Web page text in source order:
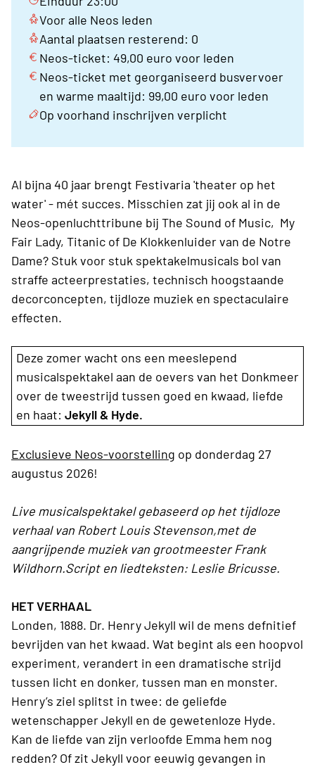
Voor alle Neos leden
Aantal plaatsen resterend: 0
Neos-ticket: 49,00 euro voor leden
Neos-ticket met georganiseerd busvervoer
en warme maaltijd: 99,00 euro voor leden
Op voorhand inschrijven verplicht
Al bijna 40 jaar brengt Festivaria 'theater op het
water' - mét succes. Misschien zat jij ook al in de
Neos-openluchttribune bij The Sound of Music, My
Fair Lady, Titanic of De Klokkenluider van de Notre
Dame? Stuk voor stuk spektakelmusicals bol van
straffe acteerprestaties, technisch hoogstaande
decorconcepten, tijdloze muziek en spectaculaire
effecten.
Deze zomer wacht ons een meeslepend
musicalspektakel aan de oevers van het Donkmeer
over de tweestrijd tussen goed en kwaad, liefde
en haat: Jekyll & Hyde.
Exclusieve Neos-voorstelling op donderdag 27
augustus 2026!
Live musicalspektakel gebaseerd op het tijdloze
verhaal van Robert Louis Stevenson,met de
aangrijpende muziek van grootmeester Frank
Wildhorn.Script en liedteksten: Leslie Bricusse.
HET VERHAAL
Londen, 1888. Dr. Henry Jekyll wil de mens defnitief
bevrijden van het kwaad. Wat begint als een hoopvol
experiment, verandert in een dramatische strijd
tussen licht en donker, tussen man en monster.
Henry’s ziel splitst in twee: de geliefde
wetenschapper Jekyll en de gewetenloze Hyde.
Kan de liefde van zijn verloofde Emma hem nog
redden? Of zit Jekyll voor eeuwig gevangen in